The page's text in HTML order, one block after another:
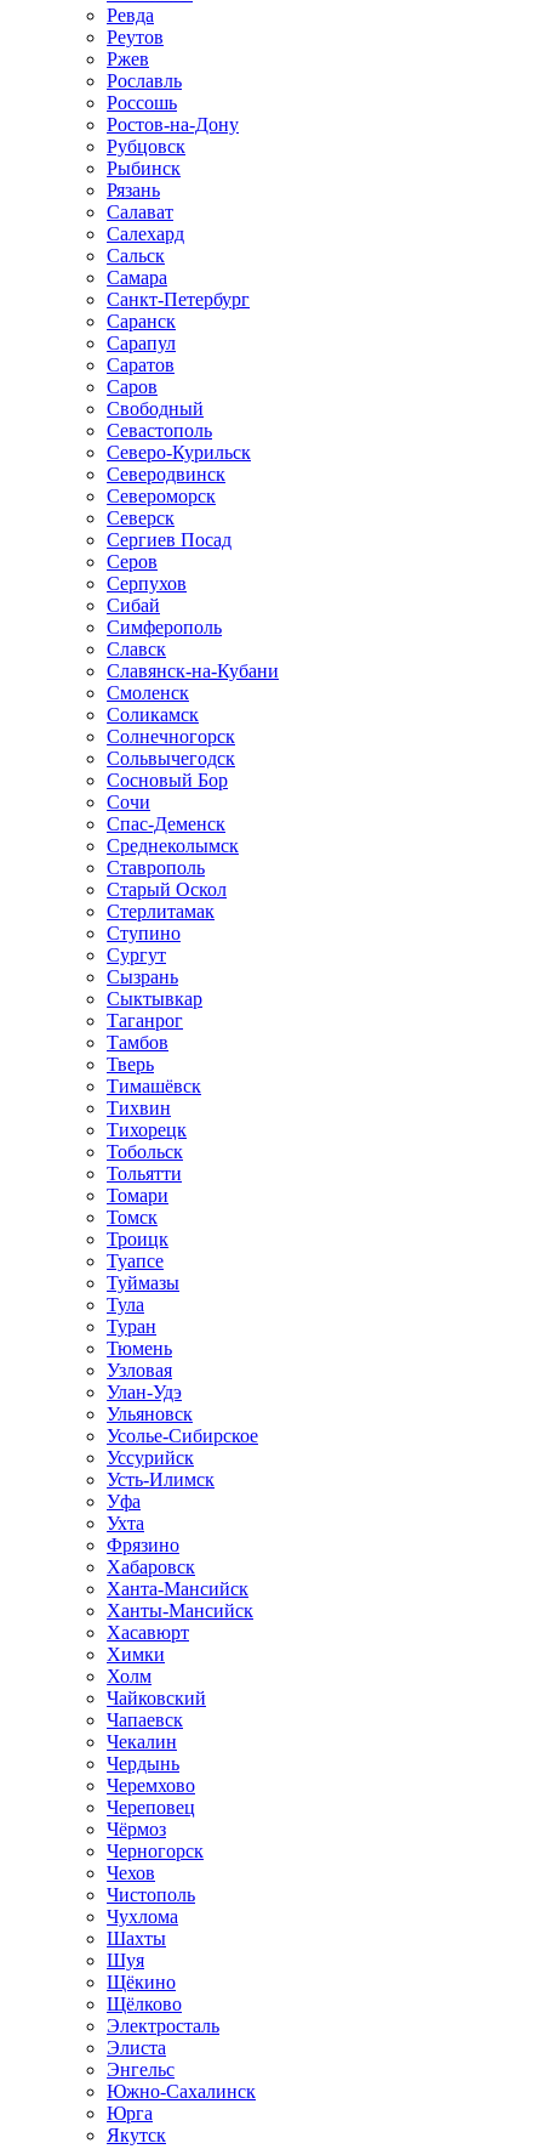
Ревда
Реутов
Ржев
Рославль
Россошь
Ростов-на-Дону
Рубцовск
Рыбинск
Рязань
Салават
Салехард
Сальск
Самара
Санкт-Петербург
Саранск
Сарапул
Саратов
Саров
Свободный
Севастополь
Северо-Курильск
Северодвинск
Североморск
Северск
Сергиев Посад
Серов
Серпухов
Сибай
Симферополь
Славск
Славянск-на-Кубани
Смоленск
Соликамск
Солнечногорск
Сольвычегодск
Сосновый Бор
Сочи
Спас-Деменск
Среднеколымск
Ставрополь
Старый Оскол
Стерлитамак
Ступино
Сургут
Сызрань
Сыктывкар
Таганрог
Тамбов
Тверь
Тимашёвск
Тихвин
Тихорецк
Тобольск
Тольятти
Томари
Томск
Троицк
Туапсе
Туймазы
Тула
Туран
Тюмень
Узловая
Улан-Удэ
Ульяновск
Усолье-Сибирское
Уссурийск
Усть-Илимск
Уфа
Ухта
Фрязино
Хабаровск
Ханта-Мансийск
Ханты-Мансийск
Хасавюрт
Химки
Холм
Чайковский
Чапаевск
Чекалин
Чердынь
Черемхово
Череповец
Чёрмоз
Черногорск
Чехов
Чистополь
Чухлома
Шахты
Шуя
Щёкино
Щёлково
Электросталь
Элиста
Энгельс
Южно-Сахалинск
Юрга
Якутск